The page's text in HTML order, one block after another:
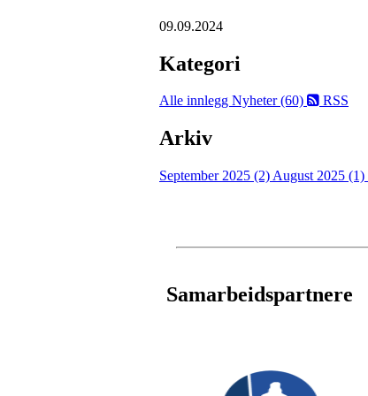
09.09.2024
Kategori
Alle innlegg Nyheter (60) RSS
Arkiv
September 2025 (2) August 2025 (1)
Samarbeidspartnere